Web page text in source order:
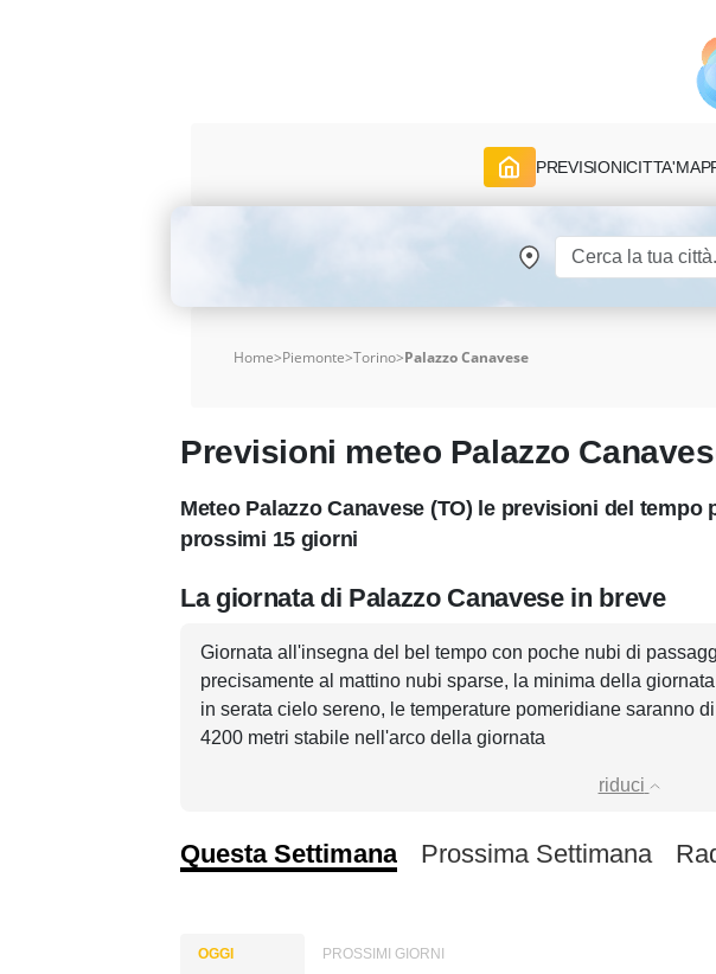
PREVISIONICITTA'
Home>Piemonte>Torino>Palazzo Canavese
Previsioni meteo Palazzo
Meteo Palazzo Canavese (TO) le previsioni del
prossimi 15 giorni
La giornata di Palazzo Canavese in breve
Giornata all'insegna del bel tempo con poche nubi di
precisamente al mattino nubi sparse, la minima della
in serata cielo sereno, le temperature pomeridiane saranno
4200 metri stabile nell'arco della giornata
riduci
Questa Settimana Prossima Settimana
OGGI PROSSIMI GIORNI